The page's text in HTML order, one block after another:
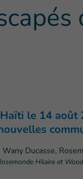
le 14 août
Hilaire et